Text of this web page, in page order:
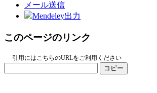
メール送信
Mendeley出力
このページのリンク
引用にはこちらのURLをご利用ください
コピー